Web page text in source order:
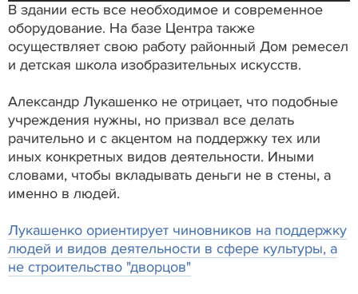
В здании есть все необходимое и современное
оборудование. На базе Центра также
осуществляет свою работу районный Дом ремесел
и детская школа изобразительных искусств.
Александр Лукашенко не отрицает, что подобные
учреждения нужны, но призвал все делать
рачительно и с акцентом на поддержку тех или
иных конкретных видов деятельности. Иными
словами, чтобы вкладывать деньги не в стены, а
именно в людей.
Лукашенко ориентирует чиновников на поддержку
людей и видов деятельности в сфере культуры, а
не строительство "дворцов"